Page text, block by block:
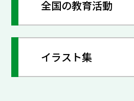
全国の教育活動
イラスト集